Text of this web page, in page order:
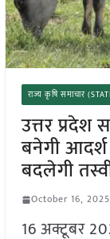
राज्य कृषि समाचार
उत्तर
बनेगी आदर्श
बदलेगी
October 16, 2025
16 अक्टूबर